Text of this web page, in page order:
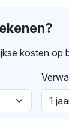
kosten